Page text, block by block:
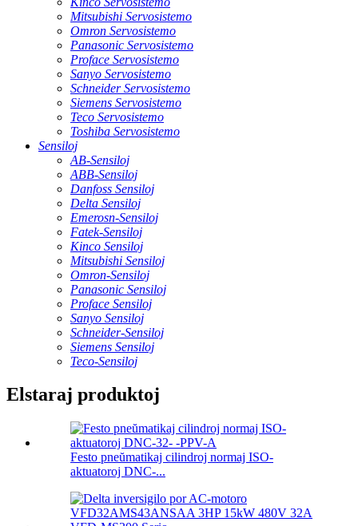
Mitsubishi Servosistemo
Omron Servosistemo
Panasonic Servosistemo
Proface Servosistemo
Sanyo Servosistemo
Schneider Servosistemo
Siemens Servosistemo
Teco Servosistemo
Toshiba Servosistemo
Sensiloj
AB-Sensiloj
ABB-Sensiloj
Danfoss Sensiloj
Delta Sensiloj
Emerosn-Sensiloj
Fatek-Sensiloj
Kinco Sensiloj
Mitsubishi Sensiloj
Omron-Sensiloj
Panasonic Sensiloj
Proface Sensiloj
Sanyo Sensiloj
Schneider-Sensiloj
Siemens Sensiloj
Teco-Sensiloj
Elstaraj produktoj
Festo pneŭmatikaj cilindroj normaj ISO-
aktuatoroj DNC-...